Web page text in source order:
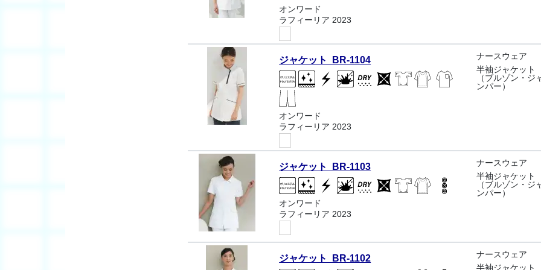
オンワード
ラフィーリア 2023
ジャケット BR-1104
オンワード
ラフィーリア 2023
ナースウェア
半袖ジャケット
（ブルゾン・ジ
ンパー）
ジャケット BR-1103
オンワード
ラフィーリア 2023
ナースウェア
半袖ジャケット
（ブルゾン・ジ
ンパー）
ジャケット BR-1102
ナースウェア
半袖ジャケット